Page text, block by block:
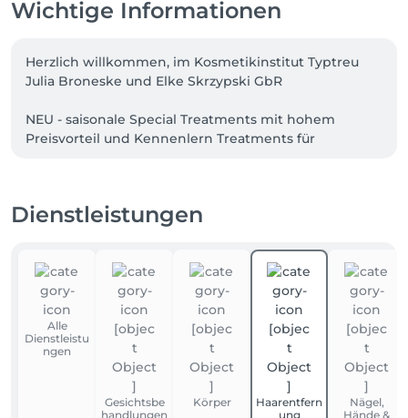
Wichtige Informationen
Herzlich willkommen, im Kosmetikinstitut Typtreu
Julia Broneske und Elke Skrzypski GbR
NEU - saisonale Special Treatments mit hohem
Preisvorteil und Kennenlern Treatments für
Mahlsdorf haben wir einen Ort geschaffen, an dem
Wirkstoffkosmetik genießen können - als kurzer
Schönheitsturbo zwischendurch, regenerative
Medical Beauty Anwendungen oder als High-Level-
Schönheitserlebnis.
Schönheit ist etwas ganz Persönliches – ebenso
unsere Haut. Dieses Super-Organ ist so individuell
wie Ihr Fingerabdruck.
Dienstleistungen
Alle
Dienstleistu
ngen
Gesichtsbe
handlungen
Körper
Haarentfern
ung
Nägel,
Hände &